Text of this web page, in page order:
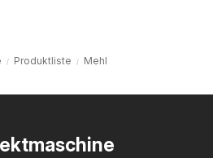
Produktliste Mehl